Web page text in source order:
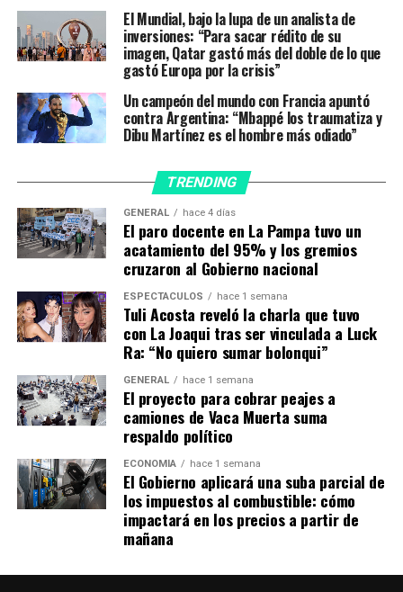
Cho Gue-sung
“Su teléfono estuvo sonando toda la noche.
dejaba dormir. Intentaba concentrarse en el fútbol”,
aseguró un periodista coreano en diálogo con el
Daily Mailsobre el grado de popularidad que
alcanzó el jugador durante su paso por el Mundial.
Ghana venció a Corea en un partido electrizante y se metió
en la pelea por un boleto a los octavos de final del Mundial
Qatar 2022
En un partido colmado de emociones, los africanos se
llevaron la victoria que les da vida para el último encuentro
contra Uruguay, mientras tanto, Corea del Sur, a pesar de
intentarlo durante todo el segundo tiempo, no pudo
concretar el gol que le permitiera al menos llevarse el
empate.
El oriundo de la ciudad de Ansan (Gyeonggi), tuvo una
destacada actuación en la derrota de su país frente a
El Mundial, bajo la lupa de un analista de
inversiones: “Para sacar rédito de su
imagen, Qatar gastó más del doble de lo que
gastó Europa por la crisis”
Un campeón del mundo con Francia apuntó
contra Argentina: “Mbappé los traumatiza y
Dibu Martínez es el hombre más odiado”
TRENDING
GENERAL hace 4 días
El paro docente en La Pampa tuvo un
acatamiento del 95% y los gremios
cruzaron al Gobierno nacional
ESPECTÁCULOS hace 1 semana
Tuli Acosta reveló la charla que tuvo
con La Joaqui tras ser vinculada a Luck
Ra: “No quiero sumar bolonqui”
GENERAL hace 1 semana
El proyecto para cobrar peajes a
camiones de Vaca Muerta suma
respaldo político
ECONOMÍA hace 1 semana
El Gobierno aplicará una suba parcial de
los impuestos al combustible: cómo
impactará en los precios a partir de
mañana